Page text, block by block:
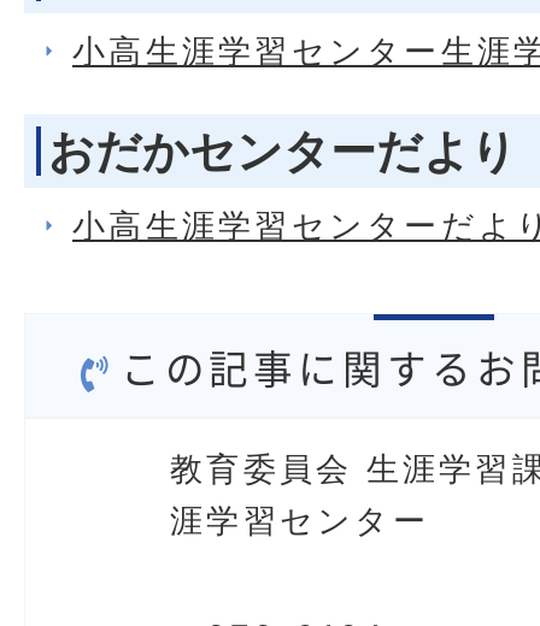
小高生涯学習センター生涯
おだかセンターだより
小高生涯学習センターだよ
この記事に関するお
教育委員会 生涯学習
涯学習センター